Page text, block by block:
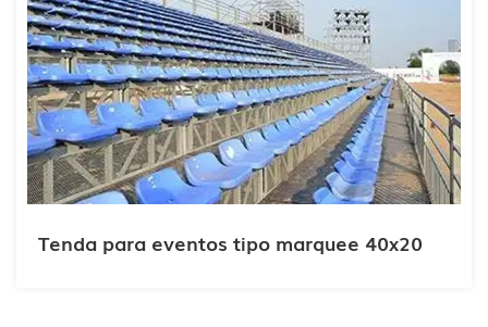
Tenda para eventos tipo marquee 40x20